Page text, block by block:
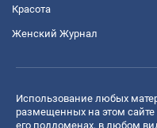
Красота
Женский Журнал
Использование любых
размещенных на этом сайте
его поддоменах, в любом